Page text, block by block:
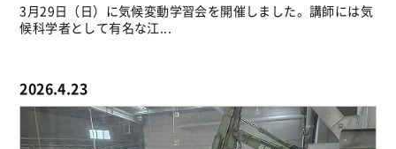
3月29日（日）に気候変動学習会を開催しました。講師には気
候科学者として有名な江...
2026.4.23